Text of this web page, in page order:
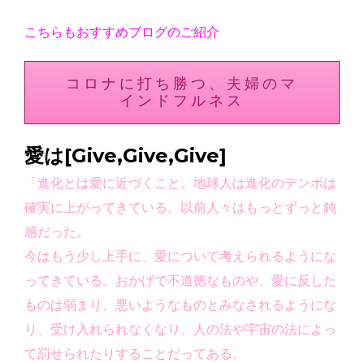
こちらもおすすめブログのご紹介
コロナに打ち勝つ、夫婦のマ
インドフルネス
愛は[Give,Give,Give]
「進化とは愛に近づくこと。地球人は進化のテンポは
確実に上がってきている。以前人々はもっとずっと鈍
感だった。
今はもう少し上手に、愛について考えられるようにな
ってきている。おかげで不道徳なものや、愛に反した
ものは弱まり、悪いようなものとみなされるようにな
り、受け入れられなくなり、人の法や宇宙の法によっ
て罰せられたりすることだってある。